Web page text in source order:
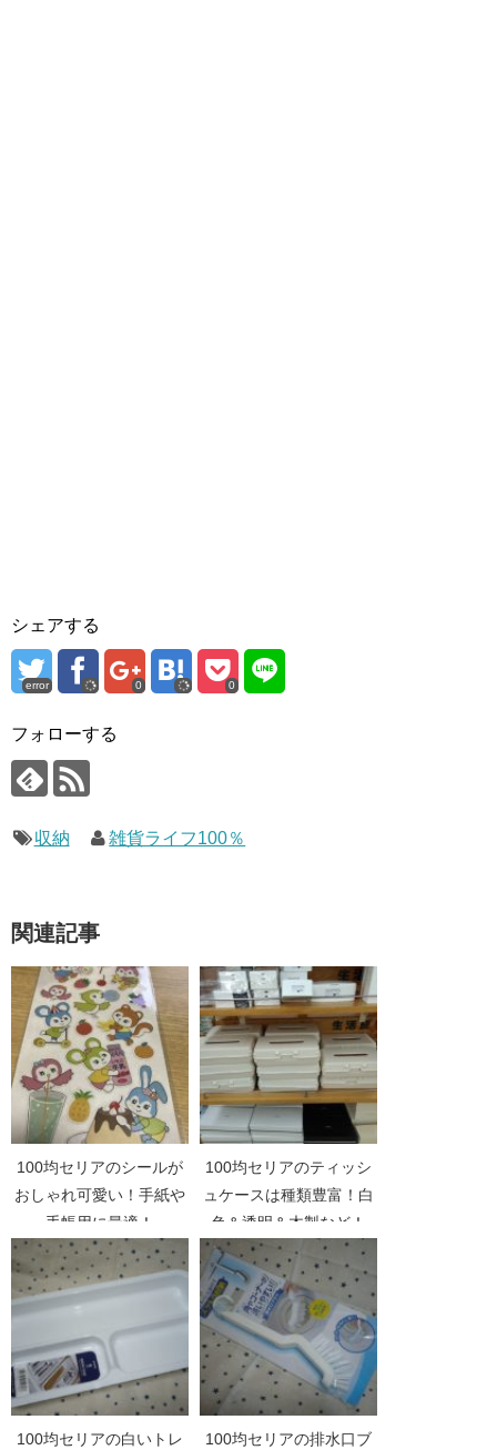
シェアする
error 0 0
フォローする
収納 雑貨ライフ100％
関連記事
100均セリアのシールが
おしゃれ可愛い！手紙や
手帳用に最適！
100均セリアのティッシ
ュケースは種類豊富！白
色＆透明＆木製など！
100均セリアの白いトレ
100均セリアの排水口ブ